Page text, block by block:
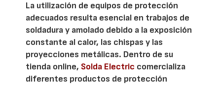
La utilización de equipos de protección
adecuados resulta esencial en trabajos de
soldadura y amolado debido a la exposición
constante al calor, las chispas y las
proyecciones metálicas. Dentro de su
tienda online, Solda Electric comercializa
diferentes productos de protección